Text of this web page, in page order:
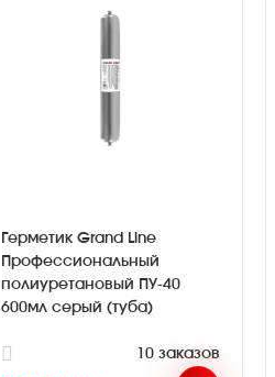
Герметик Grand Line
Профессиональный
полиуретановый ПУ-40
600мл серый (туба)
10 заказов